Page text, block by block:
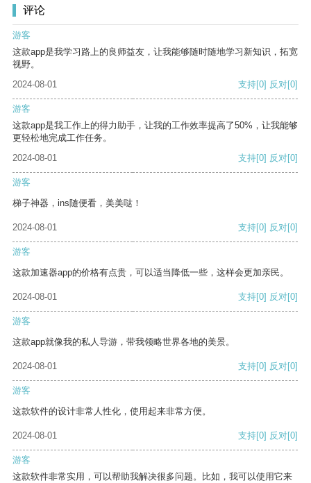
评论
游客
这款app是我学习路上的良师益友，让我能够随时随地学习新知识，拓宽
视野。
2024-08-01
支持[0] 反对[0]
游客
这款app是我工作上的得力助手，让我的工作效率提高了50%，让我能够
更轻松地完成工作任务。
2024-08-01
支持[0] 反对[0]
游客
梯子神器，ins随便看，美美哒！
2024-08-01 支持[0] 反对[0]
游客
这款加速器app的价格有点贵，可以适当降低一些，这样会更加亲民。
2024-08-01 支持[0] 反对[0]
游客
这款app就像我的私人导游，带我领略世界各地的美景。
2024-08-01 支持[0] 反对[0]
游客
这款软件的设计非常人性化，使用起来非常方便。
2024-08-01 支持[0] 反对[0]
游客
这款软件非常实用，可以帮助我解决很多问题。比如，我可以使用它来